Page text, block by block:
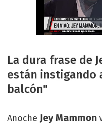
La dura frase de
están instigando
balcón"
Anoche Jey Mammon